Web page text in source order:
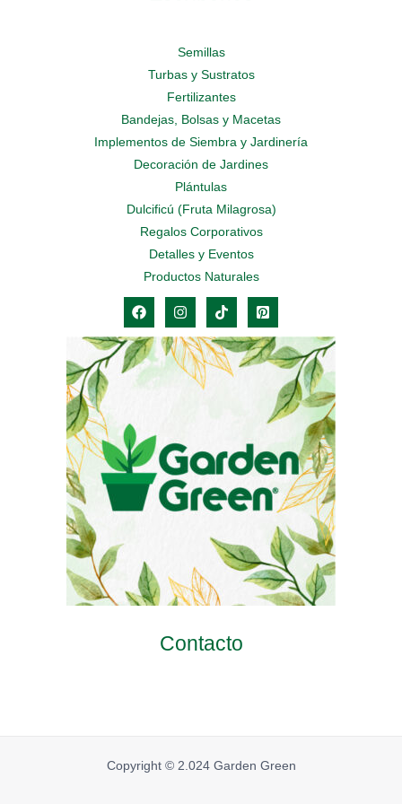
Semillas
Turbas y Sustratos
Fertilizantes
Bandejas, Bolsas y Macetas
Implementos de Siembra y Jardinería
Decoración de Jardines
Plántulas
Dulcificú (Fruta Milagrosa)
Regalos Corporativos
Detalles y Eventos
Productos Naturales
Contacto
Copyright © 2.024 Garden Green